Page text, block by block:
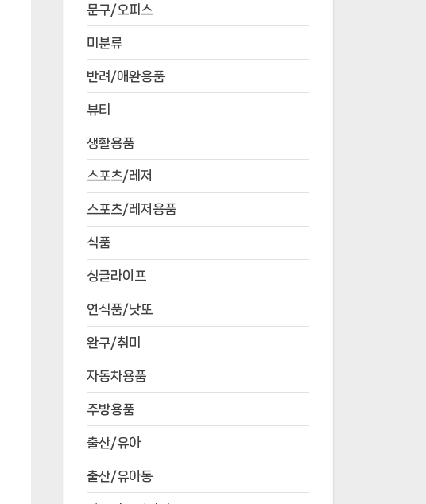
문구/오피스
미분류
반려/애완용품
뷰티
생활용품
스포츠/레저
스포츠/레저용품
식품
싱글라이프
연식품/낫또
완구/취미
자동차용품
주방용품
출산/유아
출산/유아동